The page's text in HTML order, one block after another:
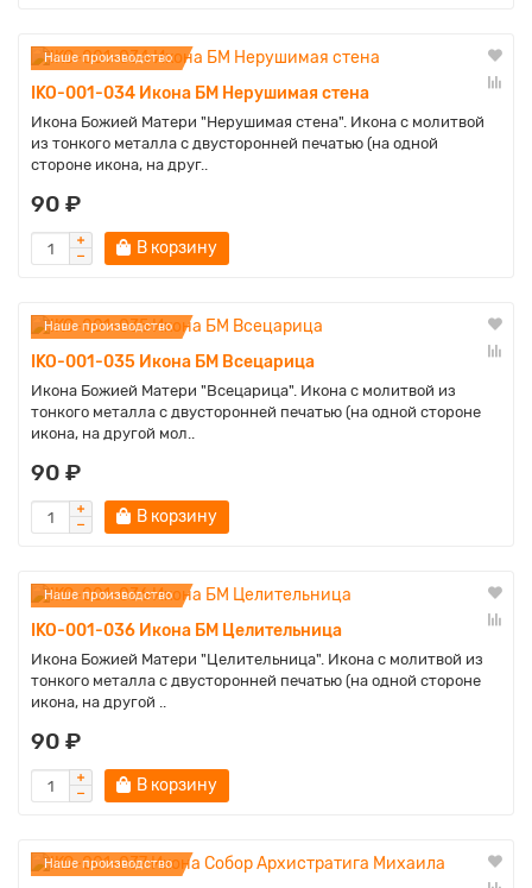
Наше производство
IKO-001-034 Икона БМ Нерушимая стена
Икона Божией Матери "Нерушимая стена". Икона с молитвой
из тонкого металла с двусторонней печатью (на одной
стороне икона, на друг..
90 ₽
В корзину
Наше производство
IKO-001-035 Икона БМ Всецарица
Икона Божией Матери "Всецарица". Икона с молитвой из
тонкого металла с двусторонней печатью (на одной стороне
икона, на другой мол..
90 ₽
В корзину
Наше производство
IKO-001-036 Икона БМ Целительница
Икона Божией Матери "Целительница". Икона с молитвой из
тонкого металла с двусторонней печатью (на одной стороне
икона, на другой ..
90 ₽
В корзину
Наше производство